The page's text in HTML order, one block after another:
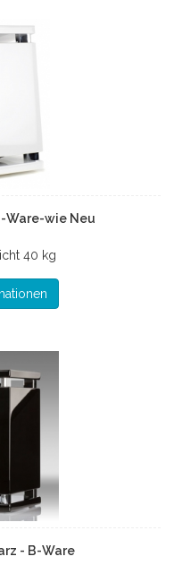
Ware-wie Neu
40 kg
- B-Ware